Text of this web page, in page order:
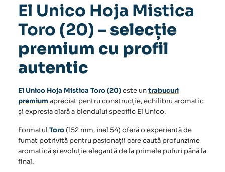
El Unico Hoja Mistica
Toro (20) – selecție
premium cu profil
autentic
El Unico Hoja Mistica Toro (20)este untrabucuri
premium apreciat pentru construcție, echilibru aromatic
și expresia clară a blendului specific El Unico.
Formatul Toro (152 mm, inel 54) oferă o experiență de
fumat potrivită pentru pasionații care caută profunzime
aromatică și evoluție elegantă de la primele pufuri până la
final.